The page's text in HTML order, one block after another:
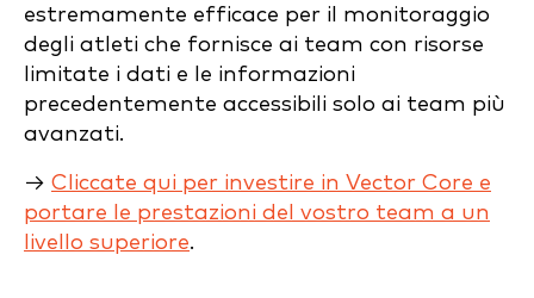
estremamente efficace per il monitoraggio
degli atleti che fornisce ai team con risorse
limitate i dati e le informazioni
precedentemente accessibili solo ai team più
avanzati.
→ Cliccate qui per investire in Vector Core e
portare le prestazioni del vostro team a un
livello superiore.